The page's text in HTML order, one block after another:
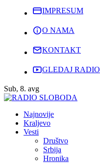
IMPRESUM
O NAMA
KONTAKT
GLEDAJ RADIO
Sub, 8. avg
Najnovije
Kraljevo
Vesti
Društvo
Srbija
Hronika